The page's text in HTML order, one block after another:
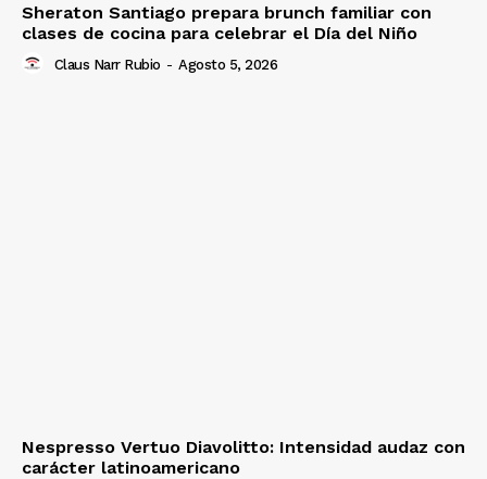
Sheraton Santiago prepara brunch familiar con
clases de cocina para celebrar el Día del Niño
Claus Narr Rubio - Agosto 5, 2026
Nespresso Vertuo Diavolitto: Intensidad audaz con
carácter latinoamericano